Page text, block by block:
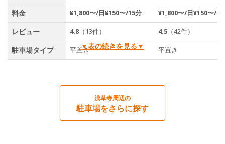
料金 ¥1,800〜/日¥150〜/15分 ¥1,800〜/日¥150〜/15
レビュー 4.8 （13件） 4.5 （42件）
駐車場タイプ 平置き 平置き
▼表の続きを見る▼
浅草寺周辺の
駐車場をさらに探す